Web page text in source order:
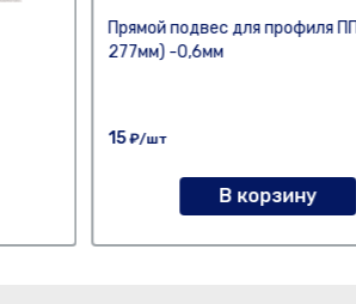
Прямой подвес для профиля
277мм) -0,6мм
15₽/шт
В корзину